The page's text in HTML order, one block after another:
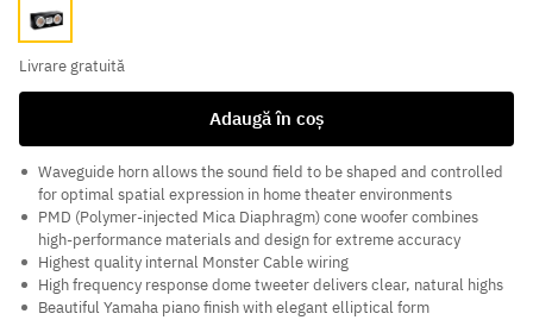
Black
Livrare gratuită
Adaugă în coș
Waveguide horn allows the sound field to be shaped and controlled
for optimal spatial expression in home theater environments
PMD (Polymer-injected Mica Diaphragm) cone woofer combines
high-performance materials and design for extreme accuracy
Highest quality internal Monster Cable wiring
High frequency response dome tweeter delivers clear, natural highs
Beautiful Yamaha piano finish with elegant elliptical form